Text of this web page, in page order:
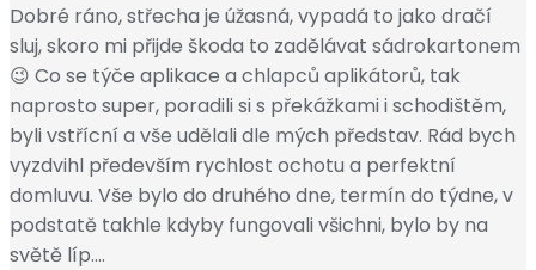
Dobré ráno, střecha je úžasná, vypadá to jako dračí
sluj, skoro mi přijde škoda to zadělávat sádrokartonem
😉 Co se týče aplikace a chlapců aplikátorů, tak
naprosto super, poradili si s překážkami i schodištěm,
byli vstřícní a vše udělali dle mých představ. Rád bych
vyzdvihl především rychlost ochotu a perfektní
domluvu. Vše bylo do druhého dne, termín do týdne, v
podstatě takhle kdyby fungovali všichni, bylo by na
světě líp….